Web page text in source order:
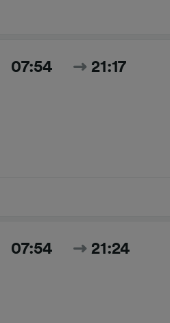
07:54 21:17
07:54 21:24